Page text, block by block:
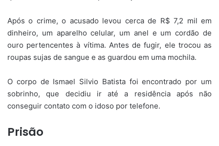
Após o crime, o acusado levou cerca de R$ 7,2 mil em
dinheiro, um aparelho celular, um anel e um cordão de
ouro pertencentes à vítima. Antes de fugir, ele trocou as
roupas sujas de sangue e as guardou em uma mochila.
O corpo de Ismael Silvio Batista foi encontrado por um
sobrinho, que decidiu ir até a residência após não
conseguir contato com o idoso por telefone.
Prisão